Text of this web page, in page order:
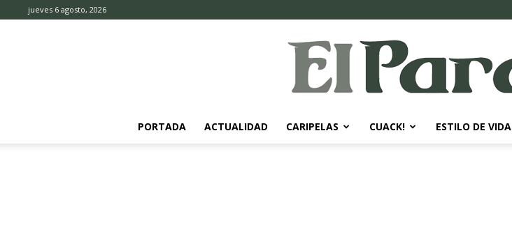
jueves 6 agosto, 2026
PORTADA ACTUALIDAD CARIPELAS CUACK! ESTILO DE VIDA